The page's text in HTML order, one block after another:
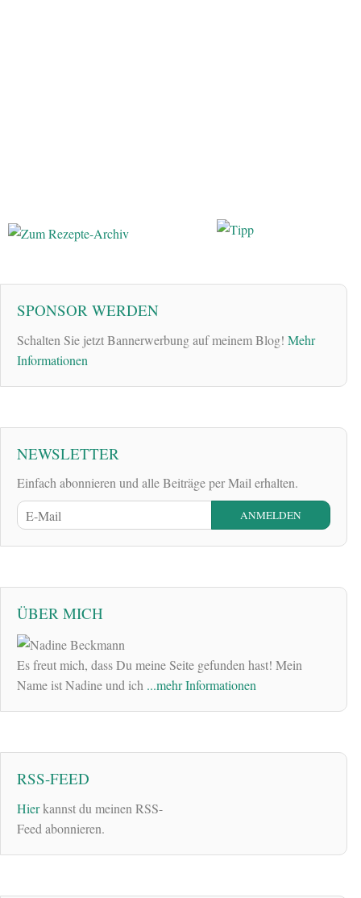
SPONSOR WERDEN
Schalten Sie jetzt Bannerwerbung auf meinem Blog! Mehr
Informationen
NEWSLETTER
Einfach abonnieren und alle Beiträge per Mail erhalten.
ÜBER MICH
Es freut mich, dass Du meine Seite gefunden hast! Mein
Name ist Nadine und ich ...mehr Informationen
RSS-FEED
Hierkannst du meinen RSS-
Feed abonnieren.